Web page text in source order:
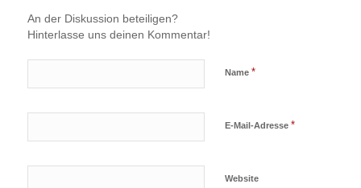
An der Diskussion beteiligen?
Hinterlasse uns deinen Kommentar!
Name *
E-Mail-Adresse *
Website